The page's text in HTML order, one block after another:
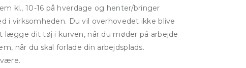
kl., 10-16 på hverdage og henter/bringer
i virksomheden. Du vil overhovedet ikke blive
lægge dit tøj i kurven, når du møder på arbejde
når du skal forlade din arbejdsplads.